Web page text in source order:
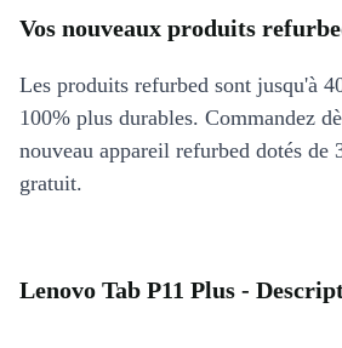
Vos nouveaux produits
Les produits refurbed sont jusqu'à
100% plus durables. Commandez
nouveau appareil refurbed dotés de
gratuit.
Lenovo Tab P11 Plus -